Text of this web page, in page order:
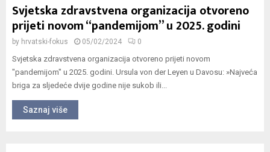
Svjetska zdravstvena organizacija otvoreno
prijeti novom “pandemijom” u 2025. godini
by hrvatski-fokus 05/02/2024 0
Svjetska zdravstvena organizacija otvoreno prijeti novom
"pandemijom" u 2025. godini. Ursula von der Leyen u Davosu: »Najveća
briga za sljedeće dvije godine nije sukob ili...
Saznaj više